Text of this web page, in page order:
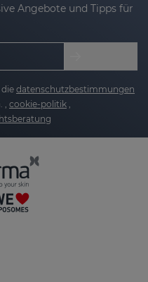
Angebote und Tipps für
datenschutzbestimmungen
, cookie-politik ,